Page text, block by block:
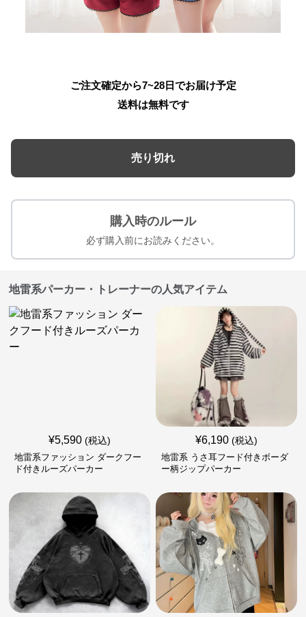
ご注文確定から7~28日でお届け予定
送料は無料です
売り切れ
購入時のルール
必ず購入前にお読みください。
地雷系パーカー・トレーナーの人気アイテム
¥5,590 (税込)
地雷系ファッション ダークフー
ド付きルーズパーカー
¥6,190 (税込)
地雷系 うさ耳フード付きボーダ
ー柄ジップパーカー